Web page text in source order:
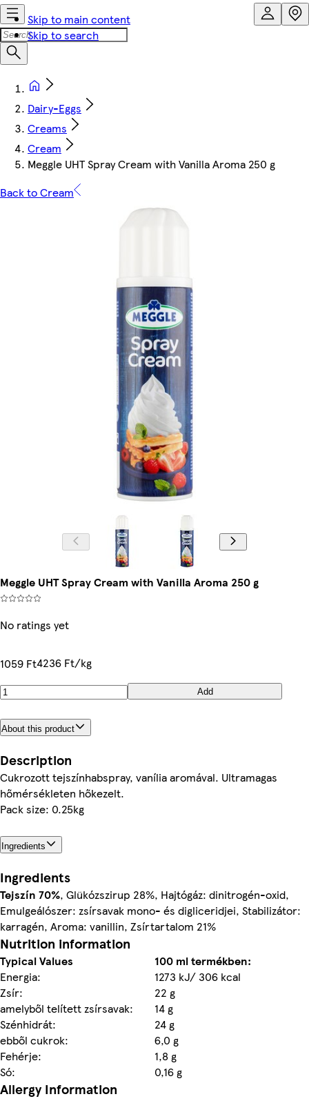
Skip to main content
Skip to search
Dairy-Eggs
Creams
Cream
Meggle UHT Spray Cream with Vanilla Aroma 250 g
Back to Cream
Meggle UHT Spray Cream with Vanilla Aroma 250 g
No ratings yet
1059 Ft4236 Ft/kg
Add
About this product
Description
Cukrozott tejszínhabspray, vanília aromával. Ultramagas
hőmérsékleten hőkezelt.
Pack size: 0.25kg
Ingredients
Ingredients
Tejszín 70%, Glükózszirup 28%, Hajtógáz: dinitrogén-oxid,
Emulgeálószer: zsírsavak mono- és digliceridjei, Stabilizátor:
karragén, Aroma: vanillin, Zsírtartalom 21%
Nutrition information
Typical Values
100 ml termékben:
Energia:
1273 kJ/ 306 kcal
Zsír:
22 g
amelyből telített zsírsavak:
14 g
Szénhidrát:
24 g
ebből cukrok:
6,0 g
Fehérje:
1,8 g
Só:
0,16 g
Allergy Information